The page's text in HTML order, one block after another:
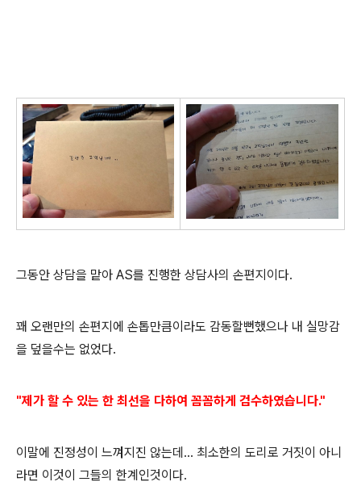
그동안 상담을 맡아 AS를 진행한 상담사의 손편지이다.
꽤 오랜만의 손편지에 손톱만큼이라도 감동할뻔했으나 내 실망감
을 덮을수는 없었다.
"제가 할 수 있는 한 최선을 다하여 꼼꼼하게 검수하였습니다."
이말에 진정성이 느껴지진 않는데... 최소한의 도리로 거짓이 아니
라면 이것이 그들의 한계인것이다.